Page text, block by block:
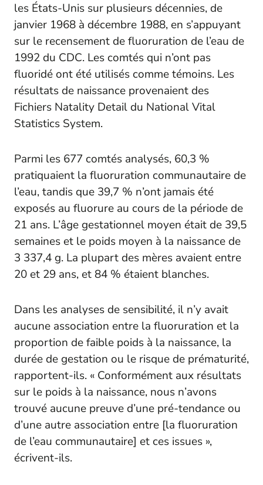
les États-Unis sur plusieurs décennies, de
janvier 1968 à décembre 1988, en s’appuyant
sur le recensement de fluoruration de l’eau de
1992 du CDC. Les comtés qui n’ont pas
fluoridé ont été utilisés comme témoins. Les
résultats de naissance provenaient des
Fichiers Natality Detail du National Vital
Statistics System.
Parmi les 677 comtés analysés, 60,3 %
pratiquaient la fluoruration communautaire de
l’eau, tandis que 39,7 % n’ont jamais été
exposés au fluorure au cours de la période de
21 ans. L’âge gestationnel moyen était de 39,5
semaines et le poids moyen à la naissance de
3 337,4 g. La plupart des mères avaient entre
20 et 29 ans, et 84 % étaient blanches.
Dans les analyses de sensibilité, il n’y avait
aucune association entre la fluoruration et la
proportion de faible poids à la naissance, la
durée de gestation ou le risque de prématurité,
rapportent-ils. « Conformément aux résultats
sur le poids à la naissance, nous n’avons
trouvé aucune preuve d’une pré-tendance ou
d’une autre association entre [la fluoruration
de l’eau communautaire] et ces issues »,
écrivent-ils.